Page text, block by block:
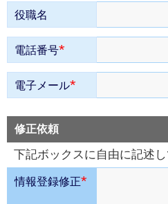
役職名
電話番号*
電子メール*
修正依頼
下記ボックスに自由に記述
情報登録修正*